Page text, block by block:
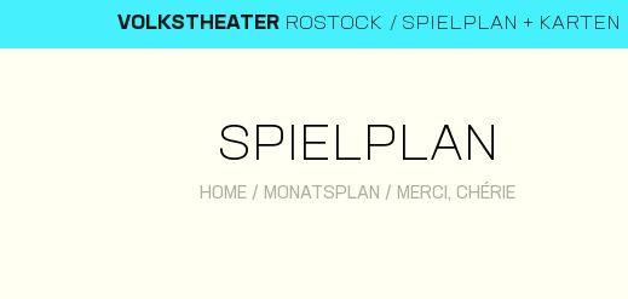
VOLKSTHEATER ROSTOCK SPIELPLAN + KARTEN
SPIELPLAN
HOME/ MONATSPLAN / MERCI, CHÉRIE